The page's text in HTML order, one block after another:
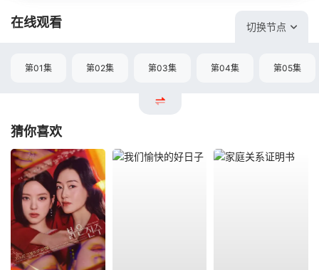
在线观看 切换节点
第01集 第02集 第03集 第04集 第05集
猜你喜欢